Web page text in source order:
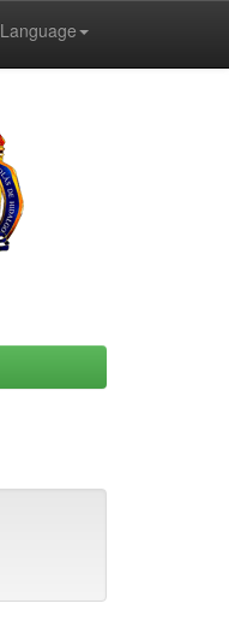
Language